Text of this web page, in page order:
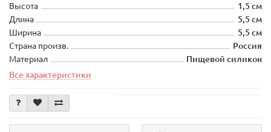
Высота
1,5 см
Длина
5,5 см
Ширина
5,5 см
Страна произв.
Россия
Материал
Пищевой силикон
Все характеристики